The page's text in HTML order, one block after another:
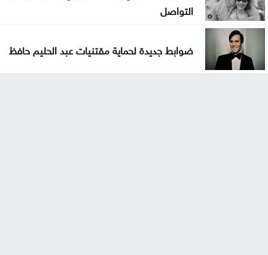
التواصل
ضوابط جديدة لحماية مقتنيات عبد الحليم حافظ